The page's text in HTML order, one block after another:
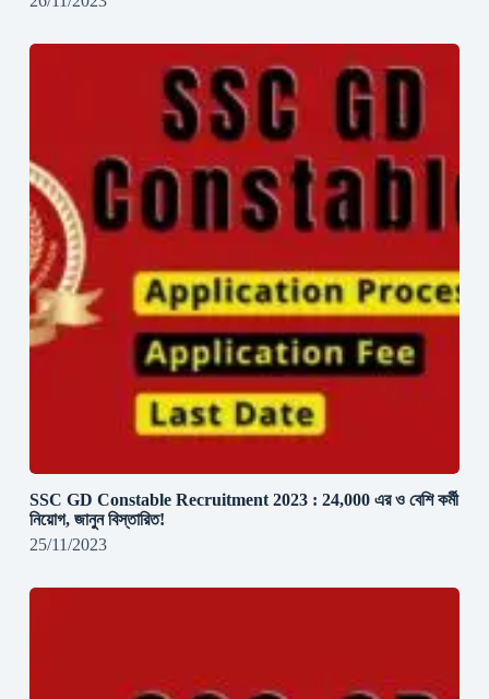
SSC GD Constable Recruitment 2023 : 24,000 এর ও বেশি কর্মী
নিয়োগ, জানুন বিস্তারিত!
25/11/2023